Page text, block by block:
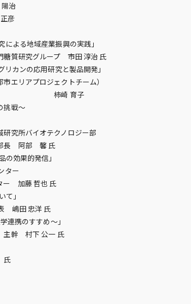
治
地域産業振興の実践」
究グループ 市田 淳治 氏
の応用研究と製品開発」
プロジェクトチーム）
子
挑戦～
バイオテクノロジー部
氏
効果的発信」
ー
哲也 氏
て」
田 忠洋 氏
連携のすすめ～」
村下 公一 氏